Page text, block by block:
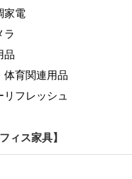
家電
ラ
品
体育関連用品
フレッシュ
フィス家具】